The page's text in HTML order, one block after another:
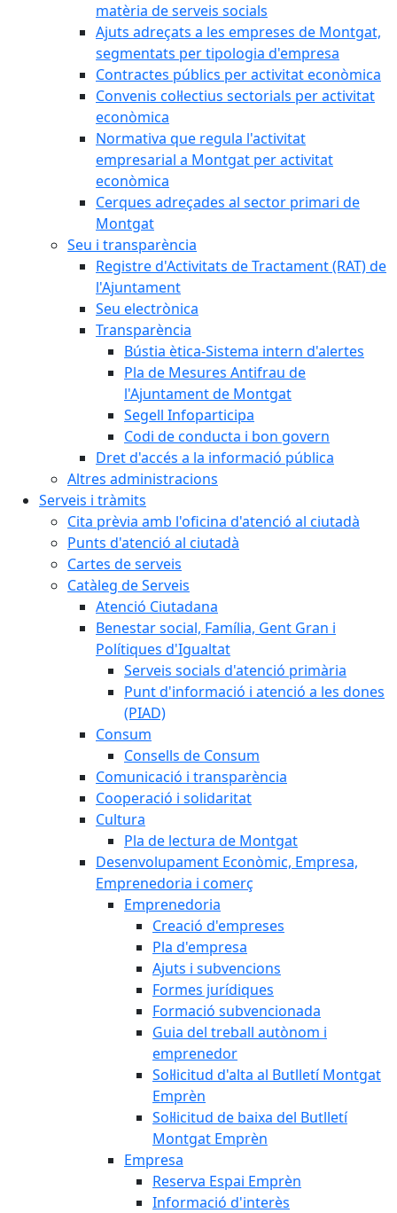
matèria de serveis socials
Ajuts adreçats a les empreses de Montgat,
segmentats per tipologia d'empresa
Contractes públics per activitat econòmica
Convenis col·lectius sectorials per activitat
econòmica
Normativa que regula l'activitat
empresarial a Montgat per activitat
econòmica
Cerques adreçades al sector primari de
Montgat
Seu i transparència
Registre d'Activitats de Tractament (RAT) de
l'Ajuntament
Seu electrònica
Transparència
Bústia ètica-Sistema intern d'alertes
Pla de Mesures Antifrau de
l'Ajuntament de Montgat
Segell Infoparticipa
Codi de conducta i bon govern
Dret d'accés a la informació pública
Altres administracions
Serveis i tràmits
Cita prèvia amb l'oficina d'atenció al ciutadà
Punts d'atenció al ciutadà
Cartes de serveis
Catàleg de Serveis
Atenció Ciutadana
Benestar social, Família, Gent Gran i
Polítiques d'Igualtat
Serveis socials d'atenció primària
Punt d'informació i atenció a les dones
(PIAD)
Consum
Consells de Consum
Comunicació i transparència
Cooperació i solidaritat
Cultura
Pla de lectura de Montgat
Desenvolupament Econòmic, Empresa,
Emprenedoria i comerç
Emprenedoria
Creació d'empreses
Pla d'empresa
Ajuts i subvencions
Formes jurídiques
Formació subvencionada
Guia del treball autònom i
emprenedor
Sol·licitud d'alta al Butlletí Montgat
Emprèn
Sol·licitud de baixa del Butlletí
Montgat Emprèn
Empresa
Reserva Espai Emprèn
Informació d'interès